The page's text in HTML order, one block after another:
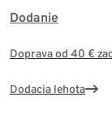
Dodanie
Doprava od 40 €
Dodacia lehota